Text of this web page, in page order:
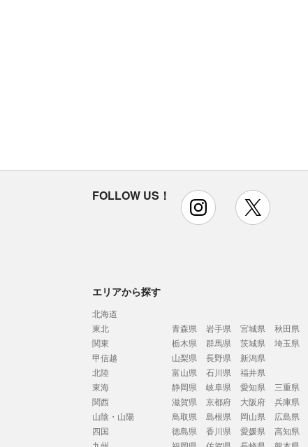
FOLLOW US！ instagram
エリアから探す
北海道
東北
青森県 岩手県 宮城県 秋田県
関東
栃木県 群馬県 茨城県 埼玉県
甲信越
山梨県 長野県
新潟県
北陸
富山県 石川県
福井県
東海
静岡県 岐阜県 愛知県
三重県
関西
滋賀県 京都府 大阪府 兵庫県
山陰・山陽
鳥取県 島根県 岡山県 広島県
四国
徳島県 香川県 愛媛県
高知県